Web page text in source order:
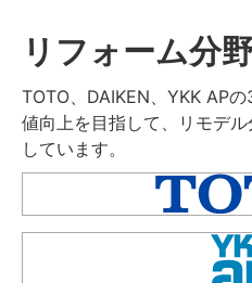
リフォーム分
TOTO、DAIKEN、YKK AP
値向上を目指して、リモデ
しています。